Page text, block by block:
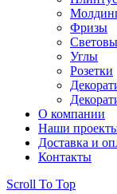
Фризы
Углы
Розетки
О компании
Наши
Доставка и
Контакты
Scroll To Top